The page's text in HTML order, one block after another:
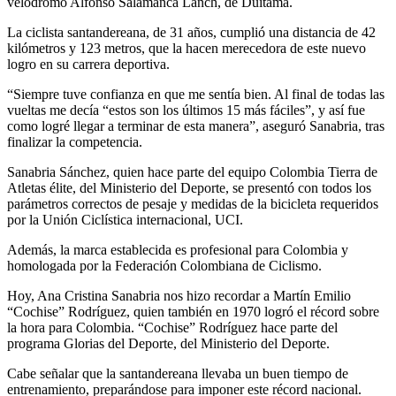
La ciclista santandereana, de 31 años, cumplió una distancia de 42
kilómetros y 123 metros, que la hacen merecedora de este nuevo
logro en su carrera deportiva.
“Siempre tuve confianza en que me sentía bien. Al final de todas las
vueltas me decía “estos son los últimos 15 más fáciles”, y así fue
como logré llegar a terminar de esta manera”, aseguró Sanabria, tras
finalizar la competencia.
Sanabria Sánchez, quien hace parte del equipo Colombia Tierra de
Atletas élite, del Ministerio del Deporte, se presentó con todos los
parámetros correctos de pesaje y medidas de la bicicleta requeridos
por la Unión Ciclística internacional, UCI.
Además, la marca establecida es profesional para Colombia y
homologada por la Federación Colombiana de Ciclismo.
Hoy, Ana Cristina Sanabria nos hizo recordar a Martín Emilio
“Cochise” Rodríguez, quien también en 1970 logró el récord sobre
la hora para Colombia. “Cochise” Rodríguez hace parte del
programa Glorias del Deporte, del Ministerio del Deporte.
Cabe señalar que la santandereana llevaba un buen tiempo de
entrenamiento, preparándose para imponer este récord nacional.